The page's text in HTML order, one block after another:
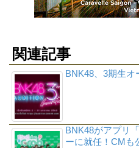
関連記事
BNK48、3期生オ
BNK48がアプリ
ーに就任！CMも